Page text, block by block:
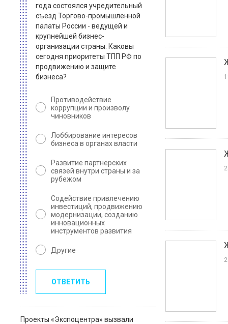
года состоялся учредительный
съезд Торгово-промышленной
палаты России - ведущей и
крупнейшей бизнес-
организации страны. Каковы
сегодня приоритеты ТПП РФ по
продвижению и защите
бизнеса?
Противодействие
коррупции и произволу
чиновников
Лоббирование интересов
бизнеса в органах власти
Развитие партнерских
связей внутри страны и за
рубежом
Содействие привлечению
инвестиций, продвижению
модернизации, созданию
инновационных
инструментов развития
Другие
ОТВЕТИТЬ
Проекты «Экспоцентра» вызвали